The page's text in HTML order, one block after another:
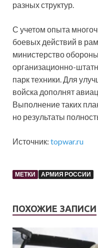
разных структур.
С учетом опыта
боевых действий в
министерство
организационно-
парк техники. Для
войска дополнят
Выполнение таких
но результаты
Источник: topwar.ru
МЕТКИ АРМИЯ РОССИИ
ПОХОЖИЕ ЗАПИСИ